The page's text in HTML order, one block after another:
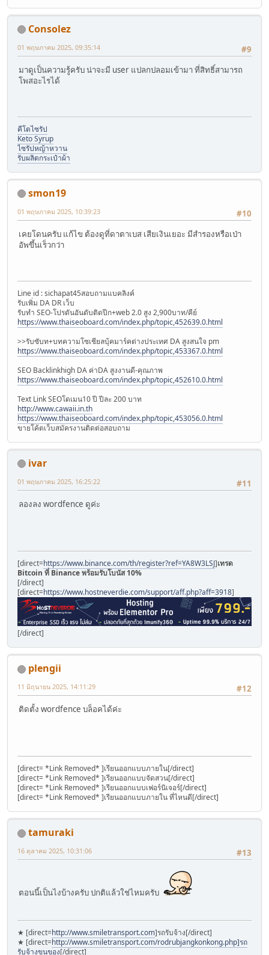
Consolez
#9
01 พฤษภาคม 2025, 09:35:14
มาดูเป็นความรู้ครับ น่าจะมี user แปลกปลอมเข้ามา ที่สิทธิ์สามารถ
โพสอะไรได้
คีโตไซรัป
Keto Syrup
ไซรัปหญ้าหวาน
รับผลิตกระเป๋าผ้า
smon19
#10
01 พฤษภาคม 2025, 10:39:23
เคยโดนครับ แก้ไข ต้องดูที่ดาตาเบส เสียเงินเยอะ มีสำรองหรือเป่า
อัพขึ้นเร็วกว่า
Line id : sichapat45สอบถามแบคลิงค์
รับเพิ่ม DA DR เว็บ
รับทำ SEO-โปรดันอันดับติดปีก+web 2.0 สูง 2,900บาท/คีย์
https://www.thaiseoboard.com/index.php/topic,452639.0.html
>>รับซับท+บทความโซเชียลบุ้คมาร์คต่างประเทศ DA สูงสนใจ pm
https://www.thaiseoboard.com/index.php/topic,453367.0.html
SEO Backlinkhigh DA ค่าDA สูงงานดี-คุณภาพ
https://www.thaiseoboard.com/index.php/topic,452610.0.html
Text Link SEOโดเมน10 ปี ปีละ 200 บาท
http://www.cawaii.in.th
https://www.thaiseoboard.com/index.php/topic,453056.0.html
ขายโค้ตเว็บสมัครงานติดต่อสอบถาม
ivar
#11
01 พฤษภาคม 2025, 16:25:22
ลองลง wordfence ดูค่ะ
[direct=https://www.binance.com/th/register?ref=YA8W3LSJ]เทรด
Bitcoin ที่ Binance พร้อมรับโบนัส 10%
[/direct]
[direct=https://www.hostneverdie.com/support/aff.php?aff=3918]
[/direct]
plengii
#12
11 มิถุนายน 2025, 14:11:29
ติดตั้ง wordfence บล็อคได้ค่ะ
[direct= *Link Removed* ]เรียนออกแบบภายใน[/direct]
[direct= *Link Removed* ]เรียนออกแบบจัดสวน[/direct]
[direct= *Link Removed* ]เรียนออกแบบเฟอร์นิเจอร์[/direct]
[direct= *Link Removed* ]เรียนออกแบบภายใน ที่ไหนดี[/direct]
tamuraki
#13
16 ตุลาคม 2025, 10:31:06
ตอนนี้เป็นไงบ้างครับ ปกติแล้วใช่ไหมครับ
★ [direct=http://www.smiletransport.com]รถรับจ้าง[/direct]
★ [direct=http://www.smiletransport.com/rodrubjangkonkong.php]รถ
รับจ้างขนของ[/direct]